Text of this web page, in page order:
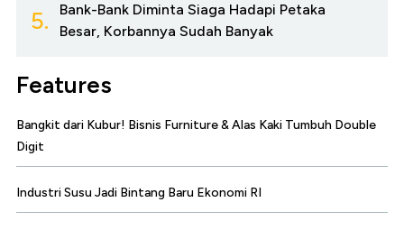
5.
Bank-Bank Diminta Siaga Hadapi Petaka
Besar, Korbannya Sudah Banyak
Features
Bangkit dari Kubur! Bisnis Furniture & Alas Kaki Tumbuh Double
Digit
Industri Susu Jadi Bintang Baru Ekonomi RI